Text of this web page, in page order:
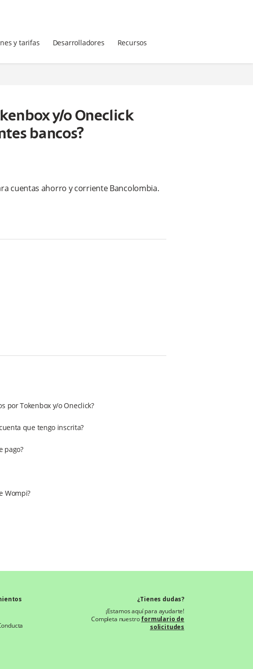
y tarifas Desarrolladores Recursos
y/o Oneclick
bancos?
cuentas ahorro y corriente Bancolombia.
por Tokenbox y/o Oneclick?
que tengo inscrita?
pago?
Wompi?
¿Tienes dudas?
¡Estamos aquí para ayudarte!
Completa nuestroformulario de
solicitudes